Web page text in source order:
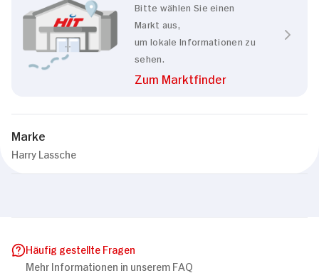
Bitte wählen Sie einen
Markt aus,
um lokale Informationen zu
sehen.
Zum Marktfinder
Marke
Harry Lassche
Häufig gestellte Fragen
Mehr Informationen in unserem FAQ